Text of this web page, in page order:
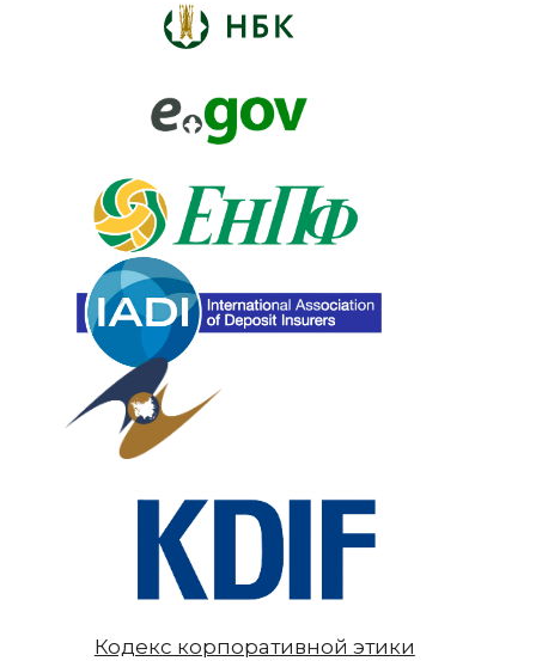
Кодекс корпоративной этики